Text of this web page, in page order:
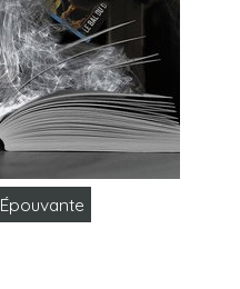
Épouvante